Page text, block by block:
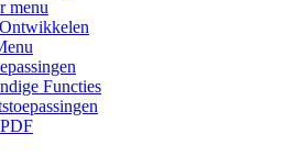
menu
Functies